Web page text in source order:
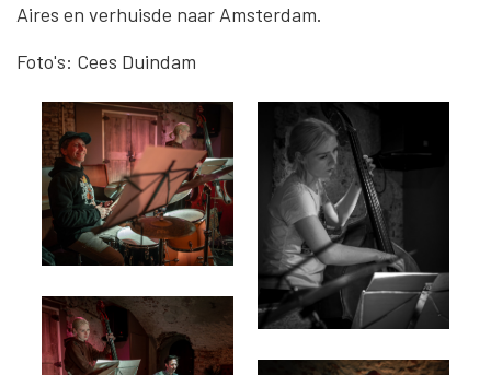
Aires en verhuisde naar Amsterdam.
Foto's: Cees Duindam